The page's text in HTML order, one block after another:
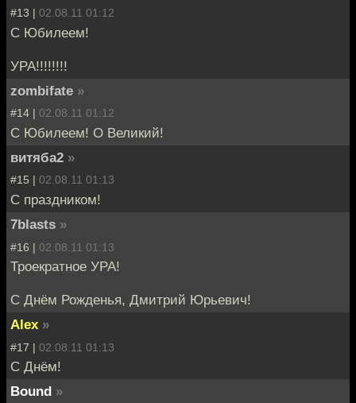
#13 | 02.08.11 01:12
С Юбилеем!
УРА!!!!!!!!
zombifate »
#14 | 02.08.11 01:12
C Юбилеем! О Великий!
витяба2 »
#15 | 02.08.11 01:13
С праздником!
7blasts »
#16 | 02.08.11 01:13
Троекратное УРА!
С Днём Рожденья, Дмитрий Юрьевич!
Alex »
#17 | 02.08.11 01:13
С Днём!
Bound »